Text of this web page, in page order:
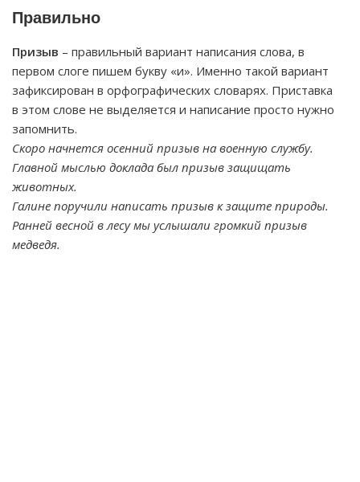
Правильно
Призыв – правильный вариант написания слова, в
первом слоге пишем букву «и». Именно такой вариант
зафиксирован в орфографических словарях. Приставка
в этом слове не выделяется и написание просто нужно
запомнить.
Скоро начнется осенний призыв на военную службу.
Главной мыслью доклада был призыв защищать
животных.
Галине поручили написать призыв к защите природы.
Ранней весной в лесу мы услышали громкий призыв
медведя.